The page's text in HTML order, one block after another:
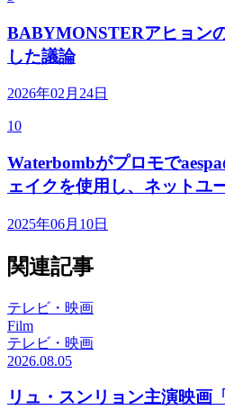
BABYMONSTERアヒョン
した議論
2026年02月24日
10
Waterbombがプロモで
ェイクを使用し、ネットユ
2025年06月10日
関連記事
テレビ・映画
Film
テレビ・映画
2026.08.05
リュ・スンリョン主演映画